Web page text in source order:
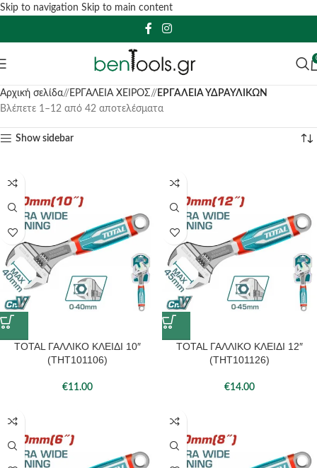
Skip to navigation Skip to main content
Αρχική σελίδα/ ΕΡΓΑΛΕΙΑ ΧΕΙΡΟΣ/ ΕΡΓΑΛΕΙΑ ΥΔΡΑΥΛΙΚΩΝ
Βλέπετε 1–12 από 42 αποτελέσματα
Show sidebar
TOTAL ΓΑΛΛΙΚΟ ΚΛΕΙΔΙ 10″
(THT101106)
€11.00
TOTAL ΓΑΛΛΙΚΟ ΚΛΕΙΔΙ 12″
(THT101126)
€14.00